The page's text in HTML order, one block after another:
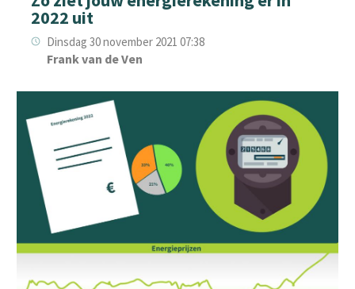
2022 uit
Dinsdag 30 november 2021 07:38
Frank van de Ven